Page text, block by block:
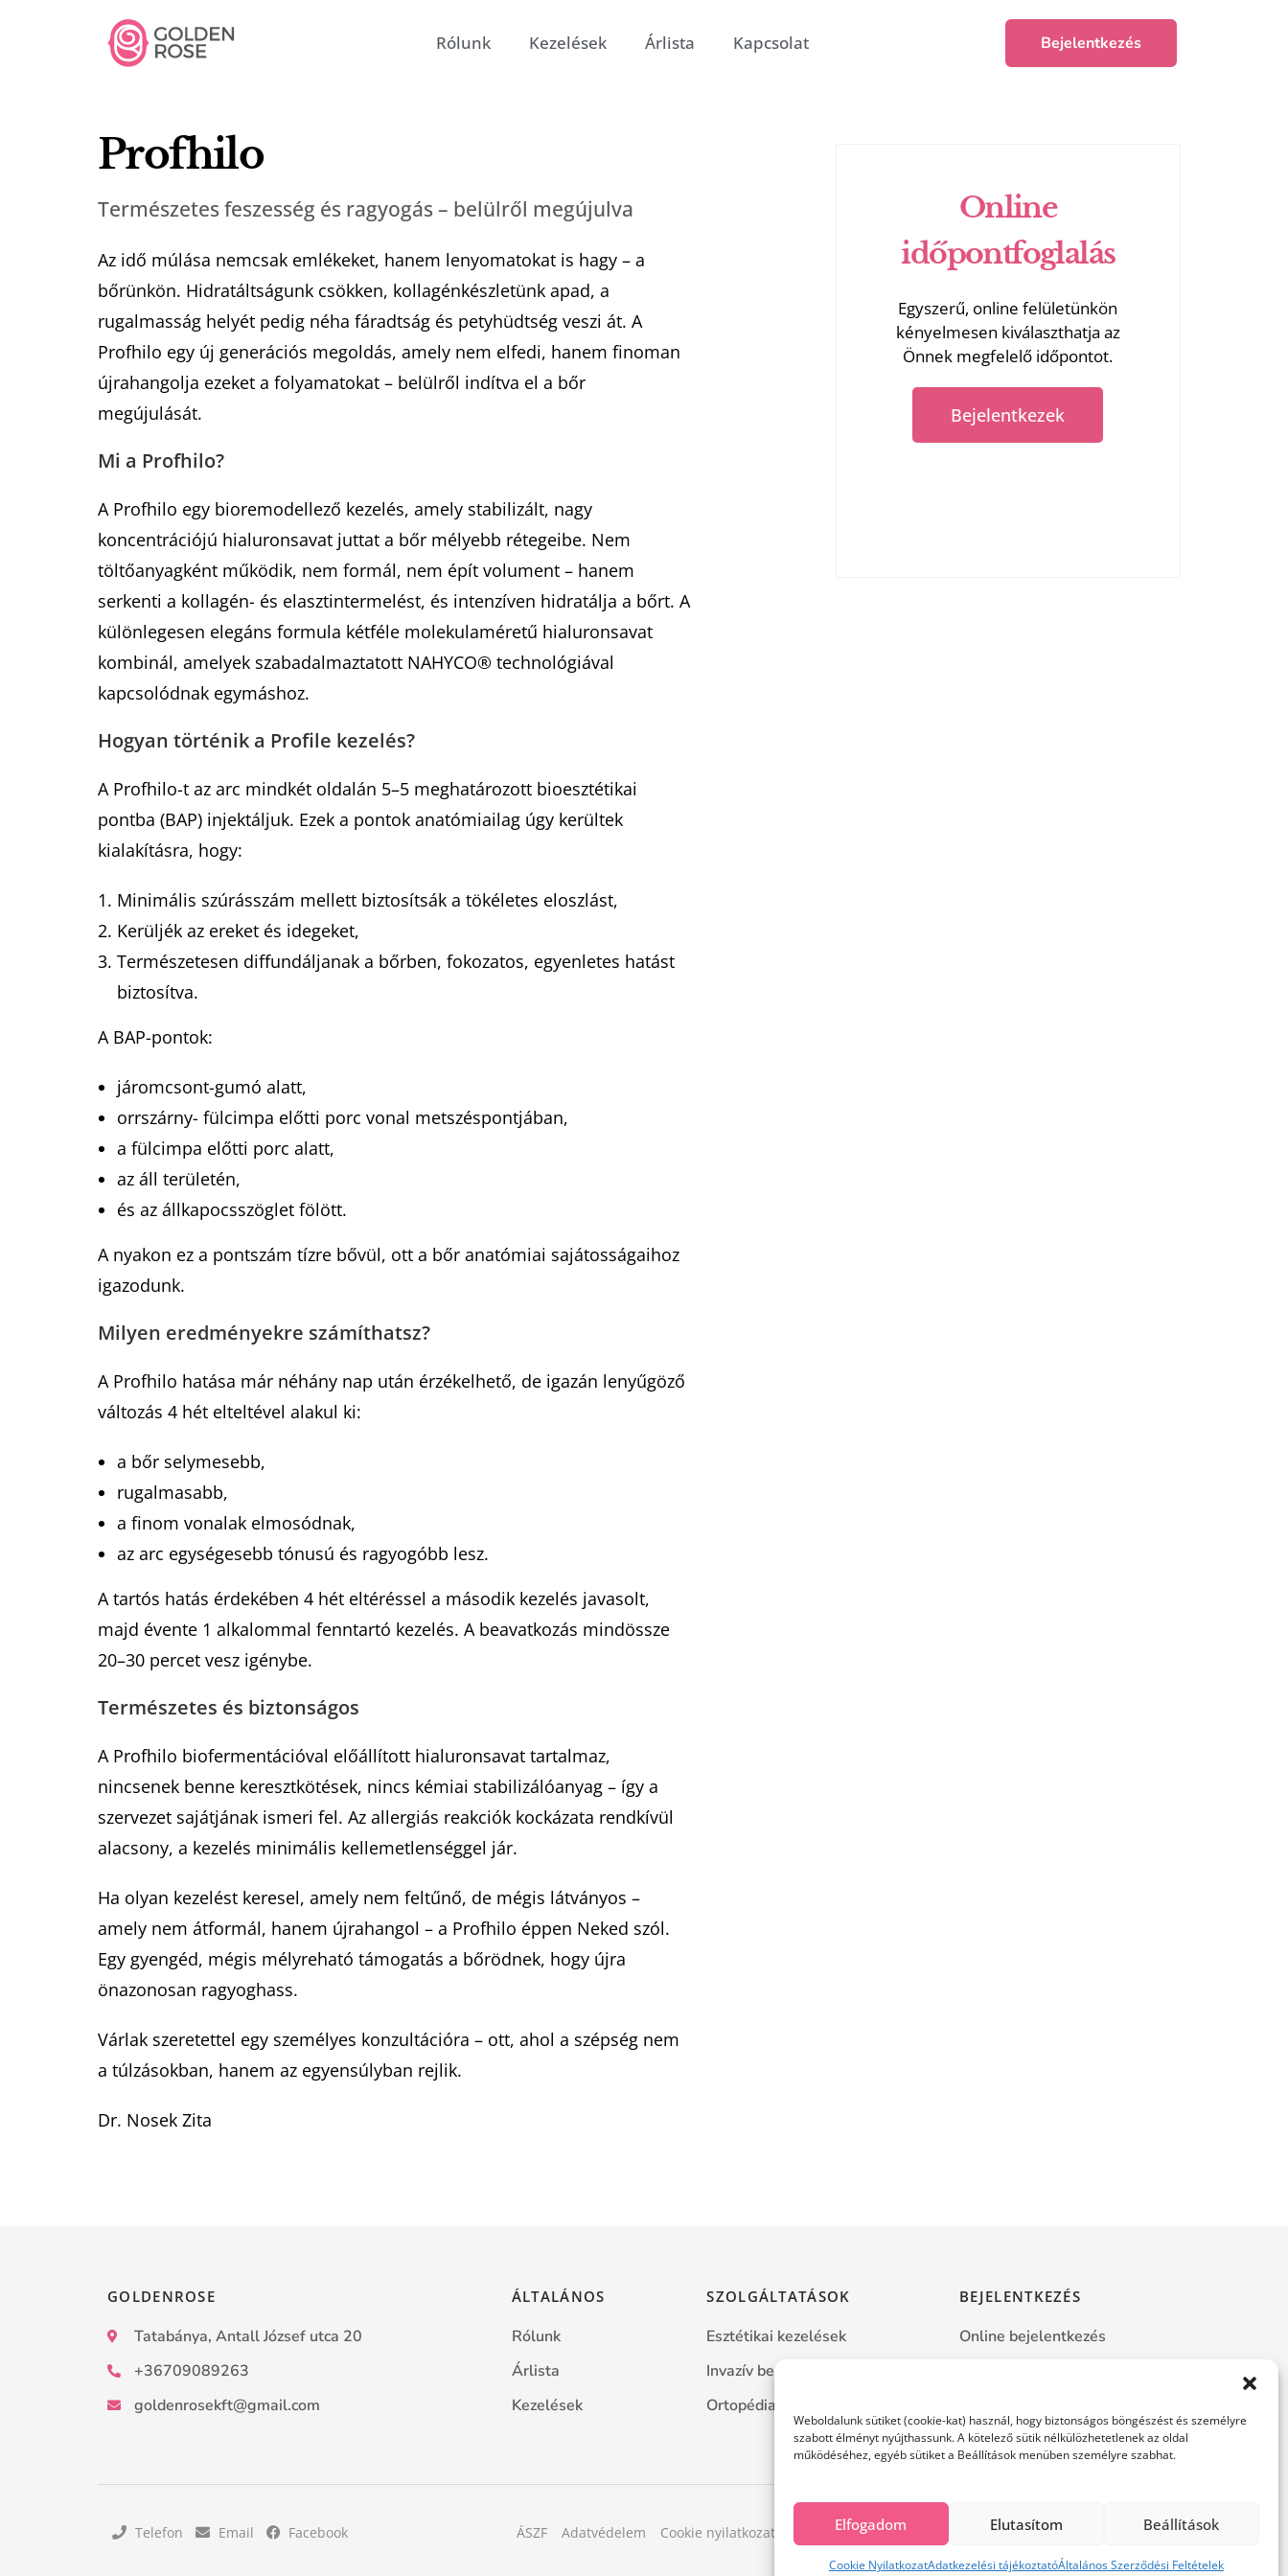
Weboldalunk sütiket (cookie-kat) használ, hogy biztonságos böngészést és személyre
szabott élményt nyújthassunk. A kötelező sütik nélkülözhetetlenek az oldal
működéséhez, egyéb sütiket a Beállítások menüben személyre szabhat.
Elfogadom Elutasítom Beállítások
Cookie NyilatkozatAdatkezelési tájékoztatóÁltalános Szerződési Feltételek
Rólunk Kezelések Árlista Kapcsolat Bejelentkezés
Profhilo
Természetes feszesség és ragyogás – belülről megújulva
Az idő múlása nemcsak emlékeket, hanem lenyomatokat is hagy – a
bőrünkön. Hidratáltságunk csökken, kollagénkészletünk apad, a
rugalmasság helyét pedig néha fáradtság és petyhüdtség veszi át. A
Profhilo egy új generációs megoldás, amely nem elfedi, hanem finoman
újrahangolja ezeket a folyamatokat – belülről indítva el a bőr
megújulását.
Mi a Profhilo?
A Profhilo egy bioremodellező kezelés, amely stabilizált, nagy
koncentrációjú hialuronsavat juttat a bőr mélyebb rétegeibe. Nem
töltőanyagként működik, nem formál, nem épít volument – hanem
serkenti a kollagén- és elasztintermelést, és intenzíven hidratálja a bőrt. A
különlegesen elegáns formula kétféle molekulaméretű hialuronsavat
kombinál, amelyek szabadalmaztatott NAHYCO® technológiával
kapcsolódnak egymáshoz.
Hogyan történik a Profile kezelés?
A Profhilo-t az arc mindkét oldalán 5–5 meghatározott bioesztétikai
pontba (BAP) injektáljuk. Ezek a pontok anatómiailag úgy kerültek
kialakításra, hogy:
Minimális szúrásszám mellett biztosítsák a tökéletes eloszlást,
Kerüljék az ereket és idegeket,
Természetesen diffundáljanak a bőrben, fokozatos, egyenletes hatást
biztosítva.
A BAP-pontok:
járomcsont-gumó alatt,
orrszárny- fülcimpa előtti porc vonal metszéspontjában,
a fülcimpa előtti porc alatt,
az áll területén,
és az állkapocsszöglet fölött.
A nyakon ez a pontszám tízre bővül, ott a bőr anatómiai sajátosságaihoz
igazodunk.
Milyen eredményekre számíthatsz?
A Profhilo hatása már néhány nap után érzékelhető, de igazán lenyűgöző
változás 4 hét elteltével alakul ki:
a bőr selymesebb,
rugalmasabb,
a finom vonalak elmosódnak,
az arc egységesebb tónusú és ragyogóbb lesz.
A tartós hatás érdekében 4 hét eltéréssel a második kezelés javasolt,
majd évente 1 alkalommal fenntartó kezelés. A beavatkozás mindössze
20–30 percet vesz igénybe.
Természetes és biztonságos
A Profhilo biofermentációval előállított hialuronsavat tartalmaz,
nincsenek benne keresztkötések, nincs kémiai stabilizálóanyag – így a
szervezet sajátjának ismeri fel. Az allergiás reakciók kockázata rendkívül
alacsony, a kezelés minimális kellemetlenséggel jár.
Ha olyan kezelést keresel, amely nem feltűnő, de mégis látványos –
amely nem átformál, hanem újrahangol – a Profhilo éppen Neked szól.
Egy gyengéd, mégis mélyreható támogatás a bőrödnek, hogy újra
önazonosan ragyoghass.
Várlak szeretettel egy személyes konzultációra – ott, ahol a szépség nem
a túlzásokban, hanem az egyensúlyban rejlik.
Dr. Nosek Zita
Online
időpontfoglalás
Egyszerű, online felületünkön
kényelmesen kiválaszthatja az
Önnek megfelelő időpontot.
Bejelentkezek
GOLDENROSE
Tatabánya, Antall József utca 20
+36709089263
goldenrosekft@gmail.com
ÁLTALÁNOS
Rólunk
Árlista
Kezelések
SZOLGÁLTATÁSOK
Esztétikai kezelések
Invazív beavatkozások
Ortopédia
BEJELENTKEZÉS
Online bejelentkezés
Telefon Email Facebook ÁSZF Adatvédelem Cookie nyilatkozat Minden jog fenntartva. 2026